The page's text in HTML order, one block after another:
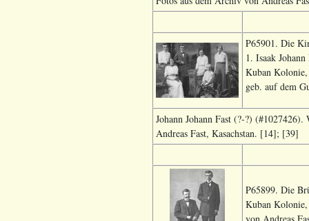
P65901. Die
1. Isaak
Kuban
geb. auf dem
Johann Johann Fast (?-?)
Andreas Fast, Kasachstan. [14]; [39]
P65899. Die
Kuban